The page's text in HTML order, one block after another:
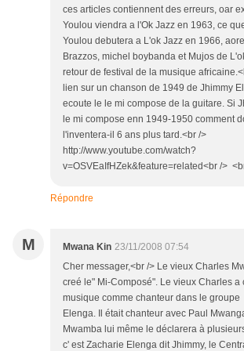
ces articles contiennent des erreurs, oar
Youlou viendra a l'Ok Jazz en 1963, ce
Youlou debutera a L'ok Jazz en 1966,
Brazzos, michel boybanda et Mujos de
retour de festival de la musique
lien sur un chanson de 1949 de Jhimmy
ecoute le le mi compose de la guitare. Si
le mi compose enn 1949-1950 comment
l'inventera-il 6 ans plus tard.<br />
http://www.youtube.com/watch?
v=OSVEaIfHZek&feature=related<br />
Répondre
M Mwana Kin 23/11/2008 07:54
Cher messager,<br /> Le vieux Charles
creé le" Mi-Composé". Le vieux Charles a
musique comme chanteur dans le
Elenga. Il était chanteur avec Paul
Mwamba lui même le déclarera à
c' est Zacharie Elenga dit Jhimmy, le